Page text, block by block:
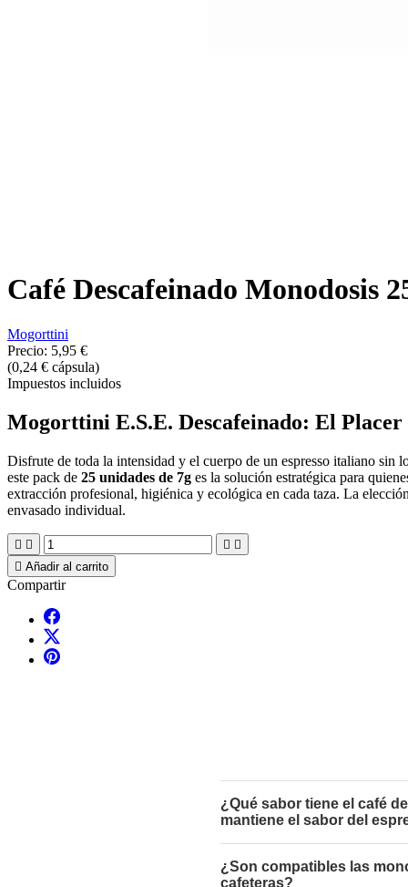
Café Descafeinado Monodosis
Mogorttini
Precio: 5,95 €
(0,24 € cápsula)
Impuestos incluidos
Mogorttini E.S.E. Descafeinado: El Placer
Disfrute de toda la intensidad y el cuerpo de un espresso italiano sin
este pack de 25 unidades de 7g es la solución estratégica para
extracción profesional, higiénica y ecológica en cada taza. La
envasado individual.
   
 Añadir al carrito
Compartir
¿Qué sabor tiene el café
mantiene el sabor del
¿Son compatibles las
cafeteras?